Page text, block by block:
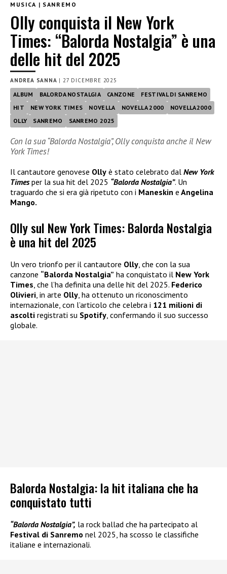
MUSICA | SANREMO
Olly conquista il New York
Times: “Balorda Nostalgia” è una
delle hit del 2025
ANDREA SANNA |27 DICEMBRE 2025
ALBUM BALORDA NOSTALGIA CANZONE
FESTIVAL DI SANREMO
HIT
NEW YORK TIMES NOVELLA NOVELLA 2000
NOVELLA2000
OLLY
SANREMO SANREMO 2025
Con la sua “Balorda Nostalgia”, Olly conquista anche il New
York Times!
Il cantautore genovese Olly è stato celebrato dal New York
Timesper la sua hit del 2025 “Balorda Nostalgia”. Un
traguardo che si era già ripetuto con i Maneskin e Angelina
Mango.
Olly sul New York Times: Balorda Nostalgia
è una hit del 2025
Un vero trionfo per il cantautore Olly, che con la sua
canzone “Balorda Nostalgia” ha conquistato il New York
Times, che l’ha definita una delle hit del 2025. Federico
Olivieri, in arte Olly, ha ottenuto un riconoscimento
internazionale, con l’articolo che celebra i 121 milioni di
ascolti registrati su Spotify, confermando il suo successo
globale.
Balorda Nostalgia: la hit italiana che ha
conquistato tutti
“Balorda Nostalgia”, la rock ballad che ha partecipato al
Festival di Sanremo nel 2025, ha scosso le classifiche
italiane e internazionali.